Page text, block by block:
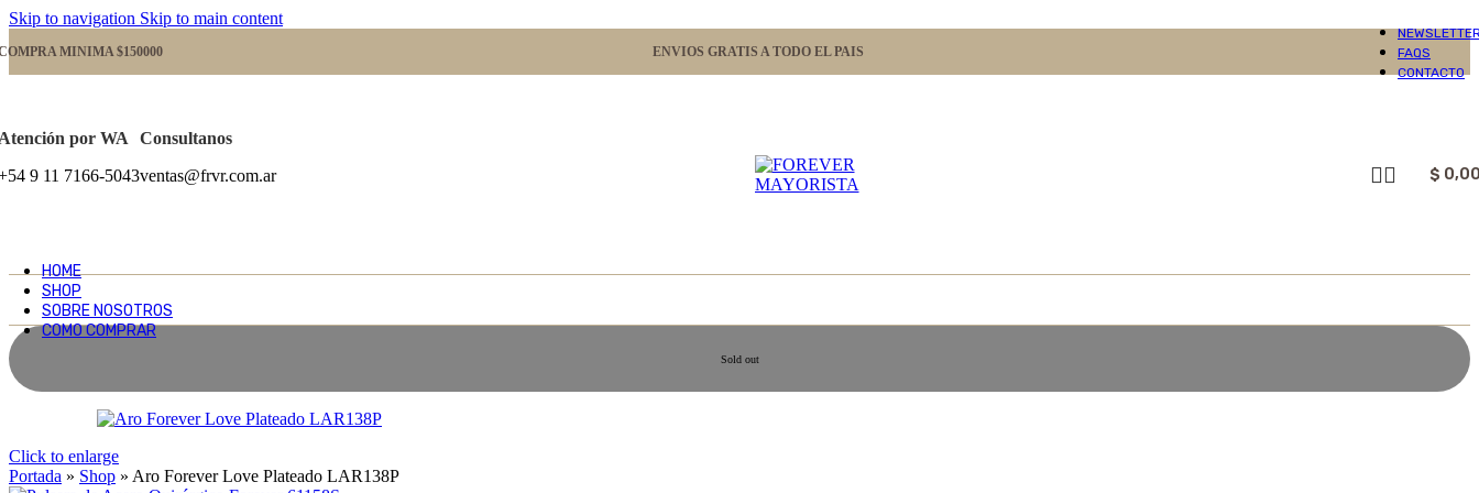
Skip to navigation Skip to main content
MINIMA $150000 ENVIOS GRATIS A TODO EL PAIS
FAQS
CONTACTO
por WA
9 11 7166-5043
Consultanos
ventas@frvr.com.ar
$
HOME
SHOP
SOBRE NOSOTROS
COMO COMPRAR
Sold out
Click to enlarge
Portada » Shop » Aro Forever Love Plateado LAR138P